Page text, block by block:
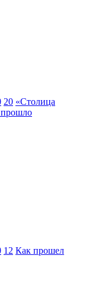
20 «Столица
прошло
12 Как прошел